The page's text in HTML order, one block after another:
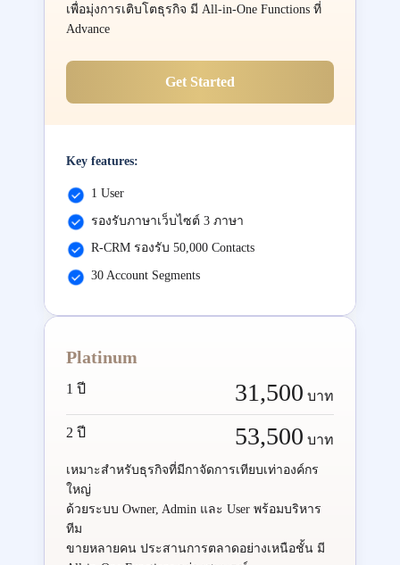
เพื่อมุ่งการเติบโตธุรกิจ มี All-in-One Functions ที่
Advance
Get Started
Key features:
1 User
รองรับภาษาเว็บไซต์ 3 ภาษา
R-CRM รองรับ 50,000 Contacts
30 Account Segments
Platinum
1 ปี 31,500 บาท
2 ปี 53,500 บาท
เหมาะสำหรับธุรกิจที่มีกาจัดการเทียบเท่าองค์กร
ใหญ่
ด้วยระบบ Owner, Admin และ User พร้อมบริหาร
ทีม
ขายหลายคน ประสานการตลาดอย่างเหนือชั้น มี